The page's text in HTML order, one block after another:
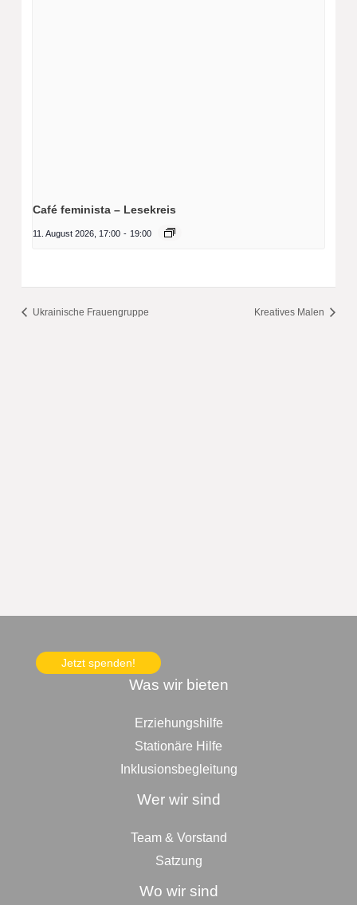
Café feminista – Lesekreis
11. August 2026, 17:00 - 19:00
Ukrainische Frauengruppe Kreatives Malen
Jetzt spenden!
Was wir bieten
Erziehungshilfe
Stationäre Hilfe
Inklusionsbegleitung
Wer wir sind
Team & Vorstand
Satzung
Wo wir sind